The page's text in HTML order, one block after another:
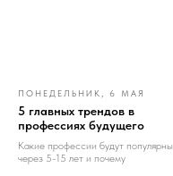
ПОНЕДЕЛЬНИК, 6 МАЯ
5 главных трендов в
профессиях будущего
Какие профессии будут популярны
через 5-15 лет и почему